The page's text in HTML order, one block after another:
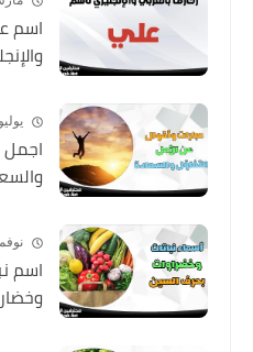
اسم
يوليو 30, 2026
اجمل
نوفمبر
اسم